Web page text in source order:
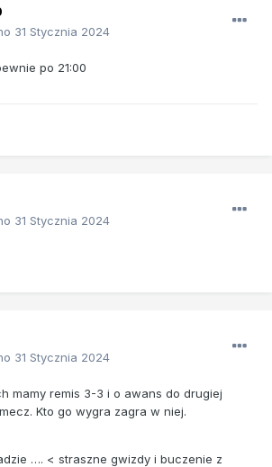
31 Stycznia 2024
po 21:00
31 Stycznia 2024
31 Stycznia 2024
mamy remis 3-3 i o awans do drugiej
Kto go wygra zagra w niej.
…. < straszne gwizdy i buczenie z